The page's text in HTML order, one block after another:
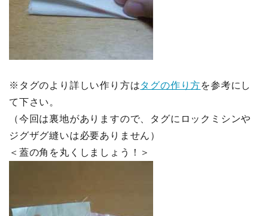
※タグのより詳しい作り方はタグの作り方を参考にし
て下さい。
（今回は裏地がありますので、タグにロックミシンや
ジグザグ縫いは必要ありません）
＜蓋の角を丸くしましょう！＞